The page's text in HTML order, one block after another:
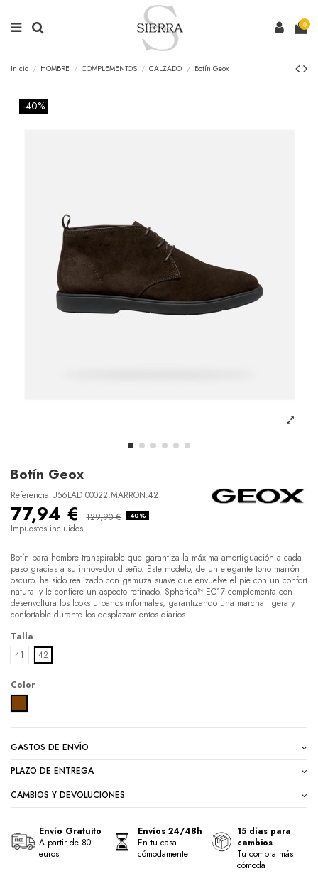
0
Inicio HOMBRE COMPLEMENTOS CALZADO Botín Geox
-40%
Botín Geox
Referencia U56LAD 00022.MARRON.42
77,94 € 129,90 € -40%
Impuestos incluidos
Botín para hombre transpirable que garantiza la máxima amortiguación a cada
paso gracias a su innovador diseño. Este modelo, de un elegante tono marrón
oscuro, ha sido realizado con gamuza suave que envuelve el pie con un confort
natural y le confiere un aspecto refinado. Spherica™ EC17 complementa con
desenvoltura los looks urbanos informales, garantizando una marcha ligera y
confortable durante los desplazamientos diarios.
Talla
41
42
Color
GASTOS DE ENVÍO
PLAZO DE ENTREGA
CAMBIOS Y DEVOLUCIONES
Envío Gratuito
A partir de 80
euros
Envíos 24/48h
En tu casa
cómodamente
15 días para
cambios
Tu compra más
cómoda